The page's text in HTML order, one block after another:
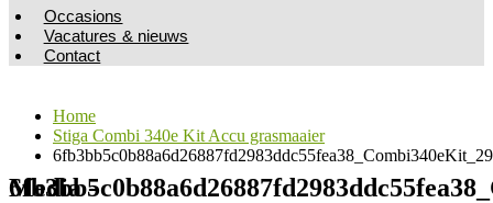
Occasions
Vacatures & nieuws
Contact
Home
Stiga Combi 340e Kit Accu grasmaaier
Media -